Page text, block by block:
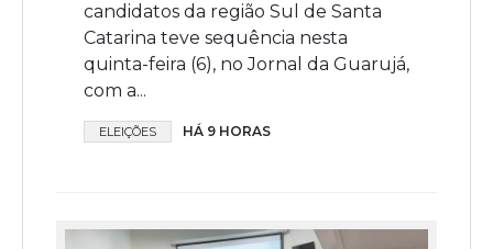
candidatos da região Sul de Santa
Catarina teve sequência nesta
quinta-feira (6), no Jornal da Guarujá,
com a...
ELEIÇÕES HÁ 9 HORAS